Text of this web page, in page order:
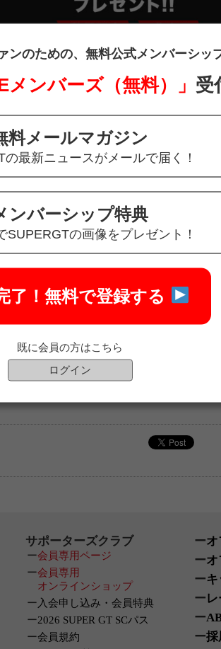
プ卓上カレンダープ
ート！
ご注文分から、5,000円（税込）以上商品をお
ンダー』をプレゼントします！
上カレンダーになりました！！
ので、お早めにチェックしてくださいね。
！！！
サポーターズクラブ
会員専用ページ
会員専用
オンラインショップ
入会申し込み・会員特典
2026 SUPER GT SCパス
会員規約
キ
採
ンのための、 無料公式メンバーシッ
メンバーズ（無料）」 受
料メールマガジン
の最新ニュースがメールで届く！
ンバーシップ特典
SUPERGTの画像をプレゼント！
了！無料で登録する
既に会員の方はこちら
ログイン